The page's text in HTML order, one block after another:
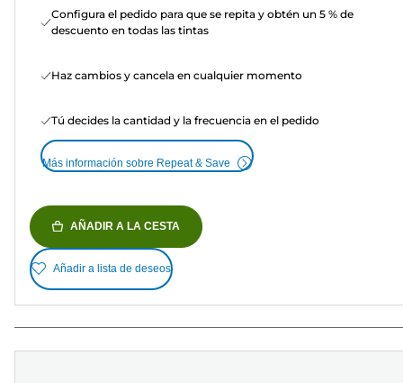
Configura el pedido para que se repita y obtén un 5 % de
descuento en todas las tintas
Haz cambios y cancela en cualquier momento
Tú decides la cantidad y la frecuencia en el pedido
Más información sobre Repeat & Save
AÑADIR A LA CESTA
Añadir a lista de deseos